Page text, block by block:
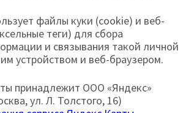
файлы куки (cookie) и веб-
теги) для сбора
и связывания такой личной
устройством и веб-браузером.
принадлежит ООО «Яндекс»
ул. Л. Толстого, 16)